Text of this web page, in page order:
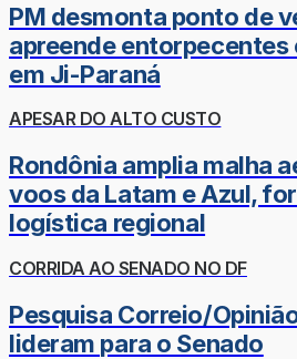
PM desmonta ponto de
apreende entorpecentes
em Ji-Paraná
APESAR DO ALTO CUSTO
Rondônia amplia malha
voos da Latam e Azul,
logística regional
CORRIDA AO SENADO NO DF
Pesquisa Correio/
lideram para o Senado